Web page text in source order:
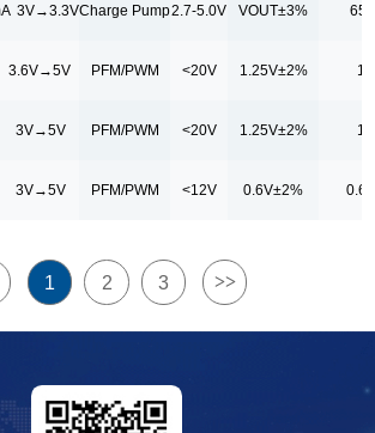
3V→5V
3V→5V
3V→3.3VCharge Pump2.7-5.0V VOUT±3%
PFM/PWM <20V 1.25V±2%
3V→5V PFM/PWM <20V 1.25V±2%
3V→5V PFM/PWM <12V 0.6V±2%
1 2 3 >>